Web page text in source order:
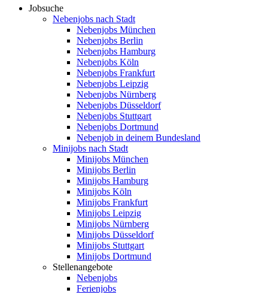
Jobsuche
Nebenjobs nach Stadt
Nebenjobs München
Nebenjobs Berlin
Nebenjobs Hamburg
Nebenjobs Köln
Nebenjobs Frankfurt
Nebenjobs Leipzig
Nebenjobs Nürnberg
Nebenjobs Düsseldorf
Nebenjobs Stuttgart
Nebenjobs Dortmund
Nebenjob in deinem Bundesland
Minijobs nach Stadt
Minijobs München
Minijobs Berlin
Minijobs Hamburg
Minijobs Köln
Minijobs Frankfurt
Minijobs Leipzig
Minijobs Nürnberg
Minijobs Düsseldorf
Minijobs Stuttgart
Minijobs Dortmund
Stellenangebote
Nebenjobs
Ferienjobs